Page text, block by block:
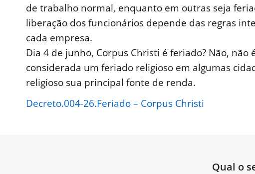
de trabalho normal, enquanto em outras seja
liberação dos funcionários depende das regras
cada empresa.
Dia 4 de junho, Corpus Christi é feriado? Não,
considerada um feriado religioso em algumas
religioso sua principal fonte de renda.
Decreto.004-26.Feriado – Corpus Christi
Qual o